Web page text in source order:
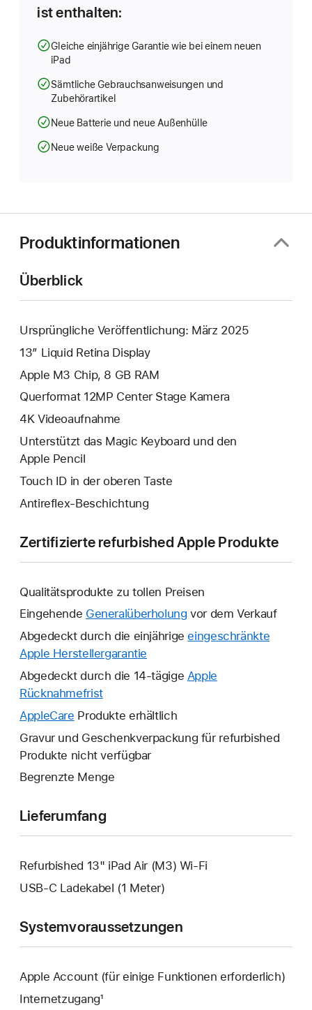
ist enthalten:
Gleiche einjährige Garantie wie bei einem neuen
iPad
Sämtliche Gebrauchsanweisungen und
Zubehörartikel
Neue Batterie und neue Außenhülle
Neue weiße Verpackung
Produktinformationen
Überblick
Ursprüngliche Veröffentlichung: März 2025
13” Liquid Retina Display
Apple M3 Chip, 8 GB RAM
Querformat 12MP Center Stage Kamera
4K Video­aufnahme
Unterstützt das Magic Keyboard und den
Apple Pencil
Touch ID in der oberen Taste
Antireflex-Beschichtung
Zertifizierte refurbished Apple Produkte
Qualitätsprodukte zu tollen Preisen
Eingehende Generalüberholung vor dem Verkauf
Abgedeckt durch die einjährige eingeschränkte
Apple Herstellergarantie
neues
geöffnet.
Abgedeckt durch die 14-tägige Apple
RücknahmefristEin
neues
wird
geöffnet.
AppleCare Ein
neues
Fenster
geöffnet.
Produkte erhältlich
Gravur und Geschenkverpackung für refurbished
Produkte nicht verfügbar
Begrenzte Menge
Lieferumfang
Refurbished 13" iPad Air (M3) Wi-Fi
USB‑C Ladekabel (1 Meter)
Systemvoraussetzungen
Apple Account (für einige Funktionen erforderlich)
Internetzugang¹